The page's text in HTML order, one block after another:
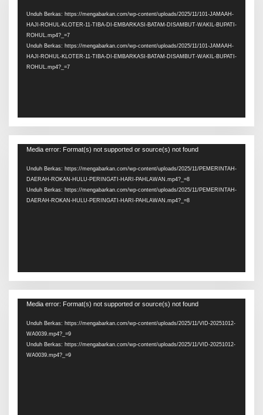
Unduh Berkas: https://mengabarkan.com/wp-content/uploads/2025/11/101-JAMAAH-
HAJI-ROHUL-KLOTER-11-TIBA-DI-EMBARKASI-BATAM-DISAMBUT-WAKIL-BUPATI-
ROHUL.mp4?_=7
Unduh Berkas: https://mengabarkan.com/wp-content/uploads/2025/11/101-JAMAAH-
HAJI-ROHUL-KLOTER-11-TIBA-DI-EMBARKASI-BATAM-DISAMBUT-WAKIL-BUPATI-
ROHUL.mp4?_=7
Pemutar
Media error: Format(s) not supported or source(s) not found
Unduh Berkas: https://mengabarkan.com/wp-content/uploads/2025/11/PEMERINTAH-
DAERAH-ROKAN-HULU-PERINGATI-HARI-PAHLAWAN.mp4?_=8
Unduh Berkas: https://mengabarkan.com/wp-content/uploads/2025/11/PEMERINTAH-
DAERAH-ROKAN-HULU-PERINGATI-HARI-PAHLAWAN.mp4?_=8
Pemutar
Media error: Format(s) not supported or source(s) not found
Unduh Berkas: https://mengabarkan.com/wp-content/uploads/2025/11/VID-20251012-
WA0039.mp4?_=9
Unduh Berkas: https://mengabarkan.com/wp-content/uploads/2025/11/VID-20251012-
WA0039.mp4?_=9